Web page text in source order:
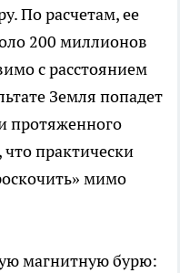
По расчетам, ее
200 миллионов
с расстоянием
Земля попадет
протяженного
практически
мимо
магнитную бурю: